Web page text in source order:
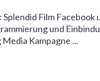
Film Facebook
und
Kampagne ...